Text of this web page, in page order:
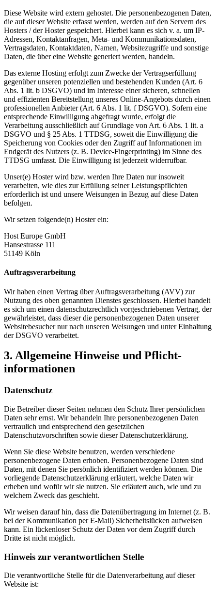
Diese Website wird extern gehostet. Die personenbezogenen Daten,
die auf dieser Website erfasst werden, werden auf den Servern des
Hosters / der Hoster gespeichert. Hierbei kann es sich v. a. um IP-
Adressen, Kontaktanfragen, Meta- und Kommunikationsdaten,
Vertragsdaten, Kontaktdaten, Namen, Websitezugriffe und sonstige
Daten, die über eine Website generiert werden, handeln.
Das externe Hosting erfolgt zum Zwecke der Vertragserfüllung
gegenüber unseren potenziellen und bestehenden Kunden (Art. 6
Abs. 1 lit. b DSGVO) und im Interesse einer sicheren, schnellen
und effizienten Bereitstellung unseres Online-Angebots durch einen
professionellen Anbieter (Art. 6 Abs. 1 lit. f DSGVO). Sofern eine
entsprechende Einwilligung abgefragt wurde, erfolgt die
Verarbeitung ausschließlich auf Grundlage von Art. 6 Abs. 1 lit. a
DSGVO und § 25 Abs. 1 TTDSG, soweit die Einwilligung die
Speicherung von Cookies oder den Zugriff auf Informationen im
Endgerät des Nutzers (z. B. Device-Fingerprinting) im Sinne des
TTDSG umfasst. Die Einwilligung ist jederzeit widerrufbar.
Unser(e) Hoster wird bzw. werden Ihre Daten nur insoweit
verarbeiten, wie dies zur Erfüllung seiner Leistungspflichten
erforderlich ist und unsere Weisungen in Bezug auf diese Daten
befolgen.
Wir setzen folgende(n) Hoster ein:
Host Europe GmbH
Hansestrasse 111
51149 Köln
Auftragsverarbeitung
Wir haben einen Vertrag über Auftragsverarbeitung (AVV) zur
Nutzung des oben genannten Dienstes geschlossen. Hierbei handelt
es sich um einen datenschutzrechtlich vorgeschriebenen Vertrag, der
gewährleistet, dass dieser die personenbezogenen Daten unserer
Websitebesucher nur nach unseren Weisungen und unter Einhaltung
der DSGVO verarbeitet.
3. Allgemeine Hinweise und Pflicht­
informationen
Datenschutz
Die Betreiber dieser Seiten nehmen den Schutz Ihrer persönlichen
Daten sehr ernst. Wir behandeln Ihre personenbezogenen Daten
vertraulich und entsprechend den gesetzlichen
Datenschutzvorschriften sowie dieser Datenschutzerklärung.
Wenn Sie diese Website benutzen, werden verschiedene
personenbezogene Daten erhoben. Personenbezogene Daten sind
Daten, mit denen Sie persönlich identifiziert werden können. Die
vorliegende Datenschutzerklärung erläutert, welche Daten wir
erheben und wofür wir sie nutzen. Sie erläutert auch, wie und zu
welchem Zweck das geschieht.
Wir weisen darauf hin, dass die Datenübertragung im Internet (z. B.
bei der Kommunikation per E-Mail) Sicherheitslücken aufweisen
kann. Ein lückenloser Schutz der Daten vor dem Zugriff durch
Dritte ist nicht möglich.
Hinweis zur verantwortlichen Stelle
Die verantwortliche Stelle für die Datenverarbeitung auf dieser
Website ist: